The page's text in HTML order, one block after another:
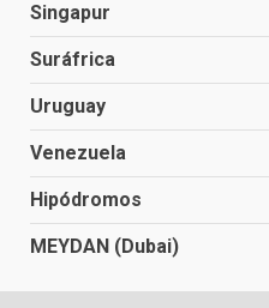
Singapur
Suráfrica
Uruguay
Venezuela
Hipódromos
MEYDAN (Dubai)